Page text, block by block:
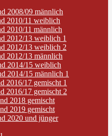
2008/09 männlich
2010/11 weiblich
2010/11 männlich
2012/13 weiblich 1
2012/13 weiblich 2
2012/13 männlich
2014/15 weiblich
2014/15 männlich 1
2016/17 gemischt 1
2016/17 gemischt 2
2018 gemischt
2019 gemischt
2020 und jünger